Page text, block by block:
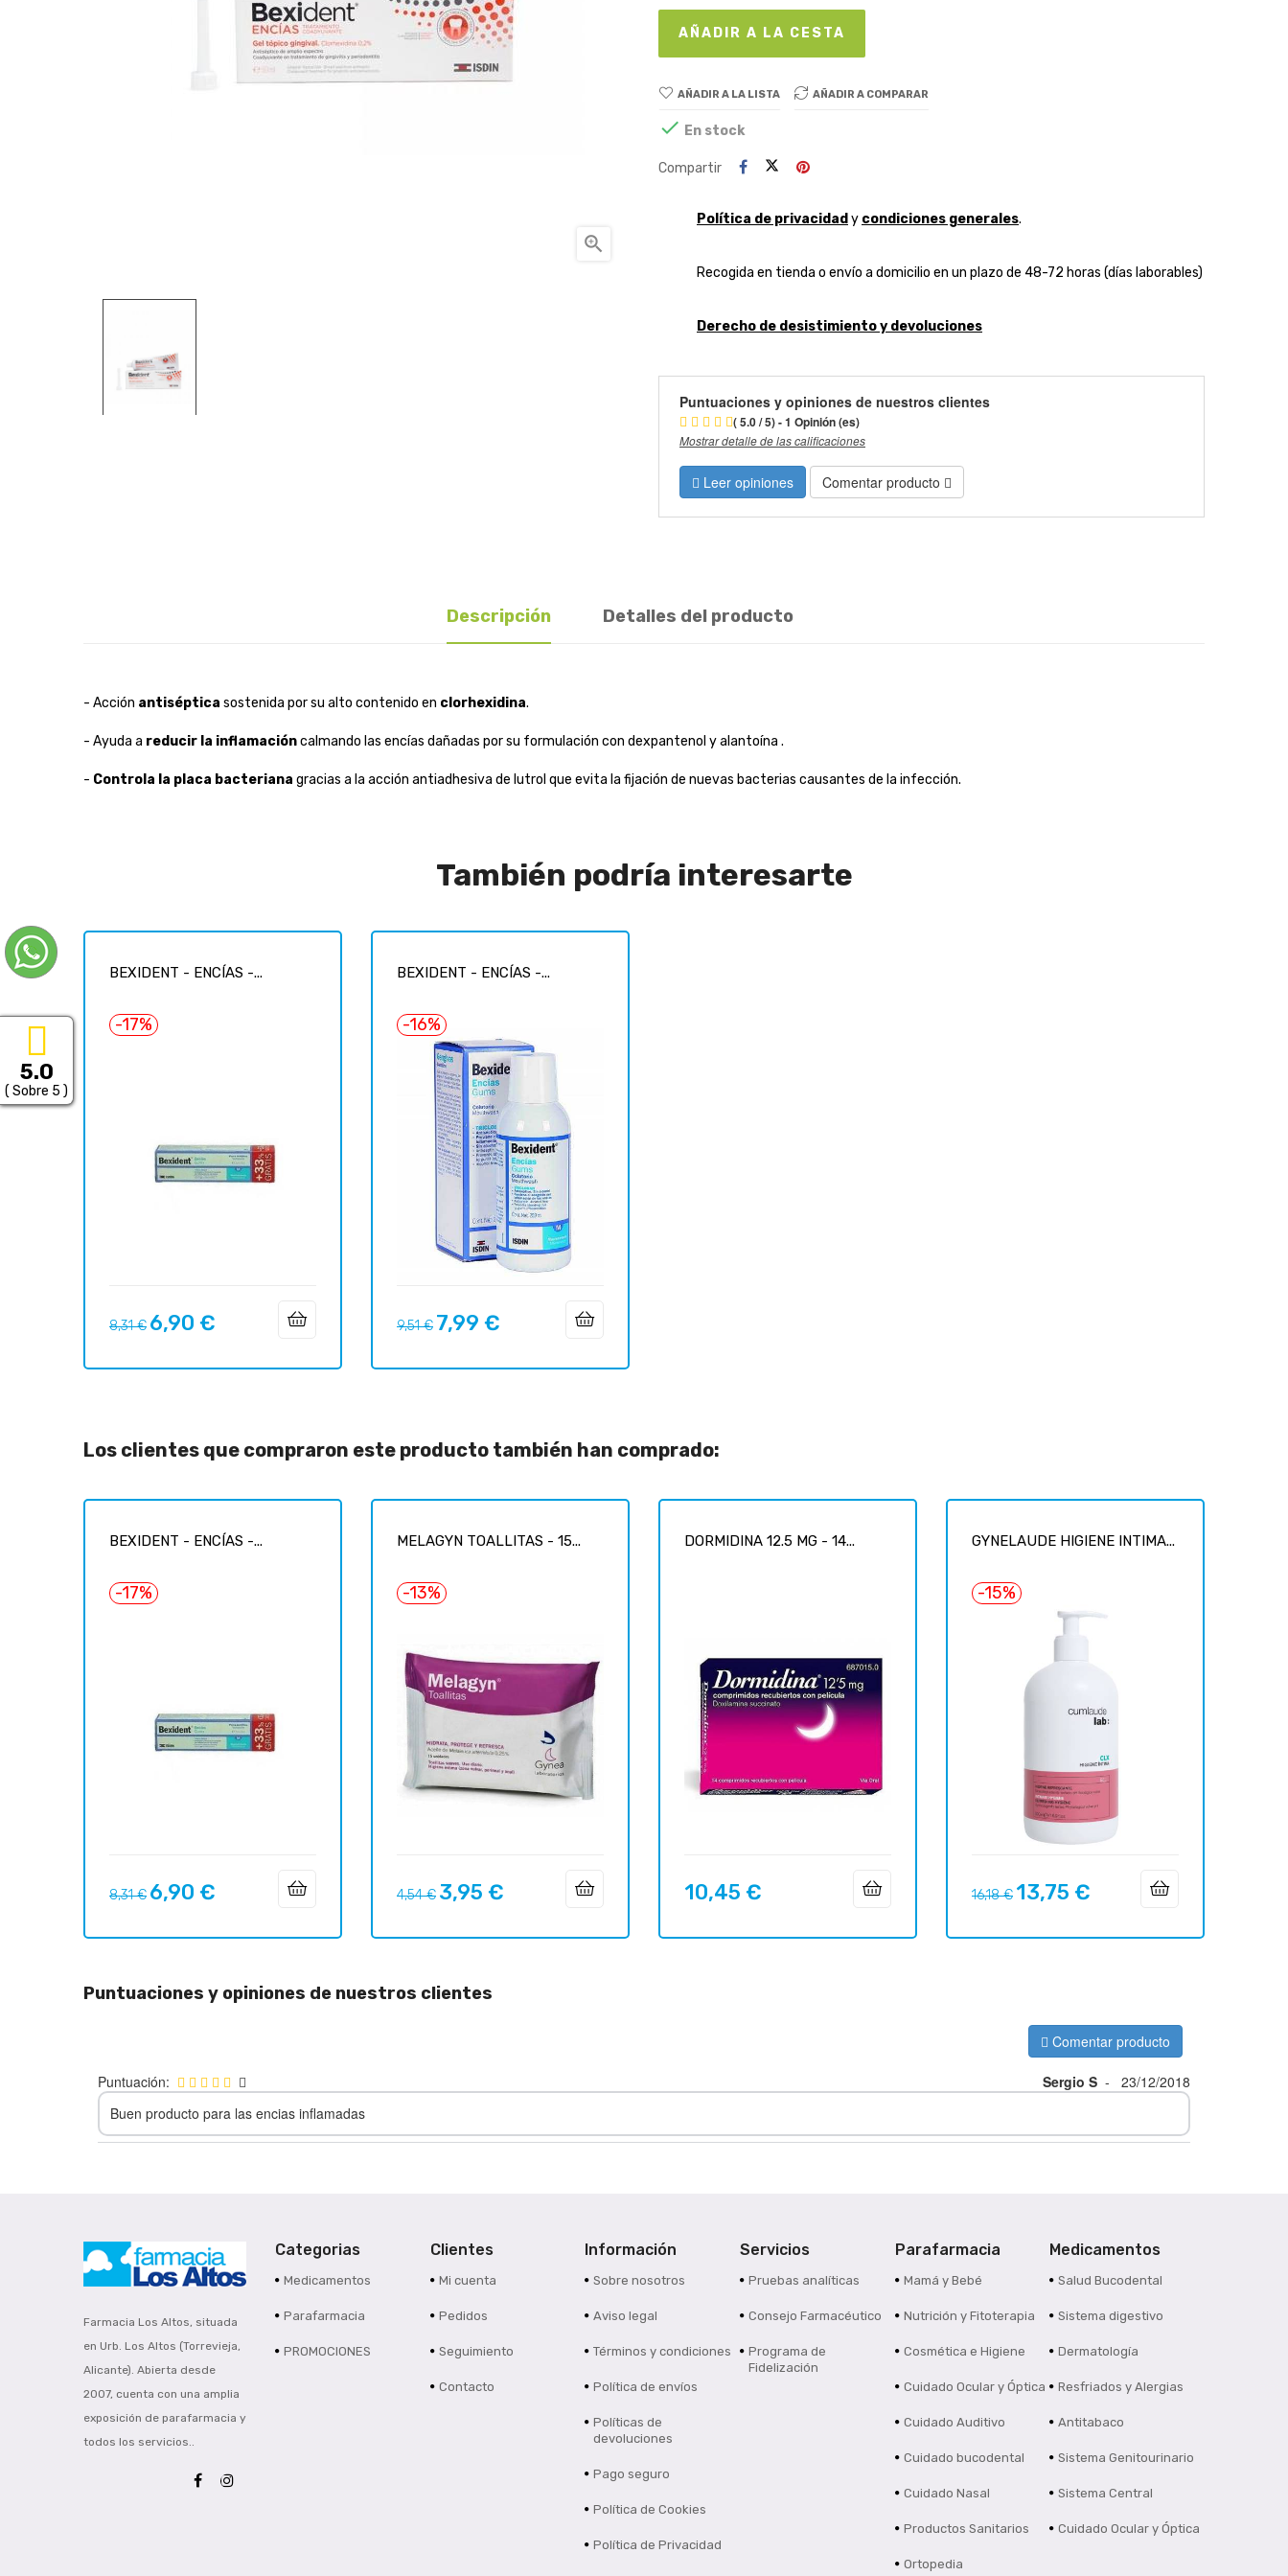

AÑADIR A LA CESTA
AÑADIR A LA LISTA AÑADIR A COMPARAR
 En stock
Compartir
Política de privacidad y condiciones generales.
Recogida en tienda o envío a domicilio en un plazo de 48-72 horas (días laborables)
Derecho de desistimiento y devoluciones
Puntuaciones y opiniones de nuestros clientes
( 5.0 / 5) - 1 Opinión (es)
Mostrar detalle de las calificaciones
Leer opiniones Comentar producto
Descripción Detalles del producto
- Acción antiséptica sostenida por su alto contenido en clorhexidina.
- Ayuda a reducir la inflamacióncalmando las encías dañadas por su formulación con dexpantenol y alantoína .
- Controla la placa bacteriana gracias a la acción antiadhesiva de lutrol que evita la fijación de nuevas bacterias causantes de la infección.
También podría interesarte
BEXIDENT - ENCÍAS -...
-17%
Precio
8,31 € Precio
6,90 €
BEXIDENT - ENCÍAS -...
-16%
Precio
9,51 € Precio
7,99 €
Los clientes que compraron este producto también han comprado:
BEXIDENT - ENCÍAS -...
-17%
Precio
8,31 € Precio
6,90 €
MELAGYN TOALLITAS - 15...
-13%
Precio
4,54 € Precio
3,95 €
DORMIDINA 12.5 MG - 14...
Precio
10,45 €
GYNELAUDE HIGIENE INTIMA...
-15%
Precio
16,18 € Precio
13,75 €
Puntuaciones y opiniones de nuestros clientes
Comentar producto
Puntuación: Sergio S -
23/12/2018
Buen producto para las encias inflamadas
Farmacia Los Altos, situada
en Urb. Los Altos (Torrevieja,
Alicante). Abierta desde
2007, cuenta con una amplia
exposición de parafarmacia y
todos los servicios..
Categorias
Medicamentos
Parafarmacia
PROMOCIONES
Clientes
Mi cuenta
Pedidos
Seguimiento
Contacto
Información
Sobre nosotros
Aviso legal
Términos y condiciones
Política de envíos
Políticas de
devoluciones
Pago seguro
Política de Cookies
Política de Privacidad
Servicios
Pruebas analíticas
Consejo Farmacéutico
Programa de
Fidelización
Parafarmacia
Mamá y Bebé
Nutrición y Fitoterapia
Cosmética e Higiene
Cuidado Ocular y Óptica
Cuidado Auditivo
Cuidado bucodental
Cuidado Nasal
Productos Sanitarios
Ortopedia
Medicamentos
Salud Bucodental
Sistema digestivo
Dermatología
Resfriados y Alergias
Antitabaco
Sistema Genitourinario
Sistema Central
Cuidado Ocular y Óptica
5.0
( Sobre 5 )